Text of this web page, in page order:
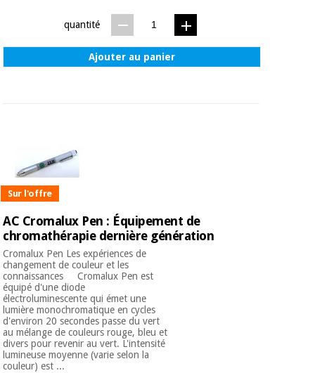
chirurgicaux
(déstockage)
et
Armoires
sanitaires
Vétérinaire
Orthopédie
Instruments
chirurgicaux
(déstockage)
quantité
Ajouter au panier
Sur l'offre
AC Cromalux Pen : Équipement de
chromathérapie dernière génération
Cromalux Pen Les expériences de
changement de couleur et les
connaissances Cromalux Pen est
équipé d'une diode
électroluminescente qui émet une
lumière monochromatique en cycles
d'environ 20 secondes passe du vert
au mélange de couleurs rouge, bleu et
divers pour revenir au vert. L'intensité
lumineuse moyenne (varie selon la
couleur) est ...